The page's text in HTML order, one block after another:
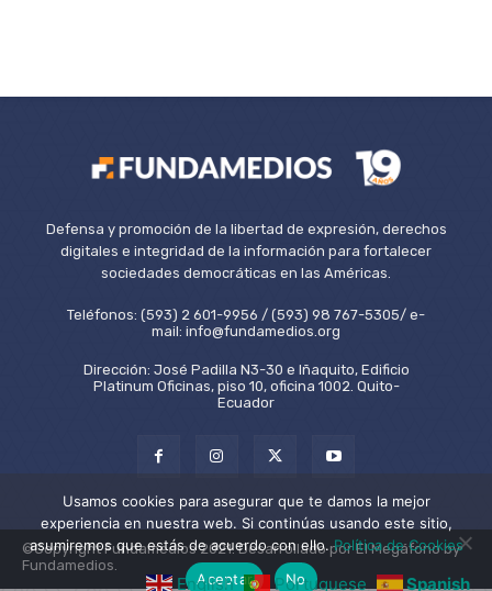
Defensa y promoción de la libertad de expresión, derechos
digitales e integridad de la información para fortalecer
sociedades democráticas en las Américas.
Teléfonos: (593) 2 601-9956 / (593) 98 767-5305/ e-
mail: info@fundamedios.org
Dirección: José Padilla N3-30 e Iñaquito, Edificio
Platinum Oficinas, piso 10, oficina 1002. Quito-
Ecuador
©Copyright Fundamedios 2021. Desarrollado por El Megáfono by
Fundamedios.
English Portuguese Spanish
Usamos cookies para asegurar que te damos la mejor
experiencia en nuestra web. Si continúas usando este sitio,
asumiremos que estás de acuerdo con ello.Política de Cookies
Aceptar
No